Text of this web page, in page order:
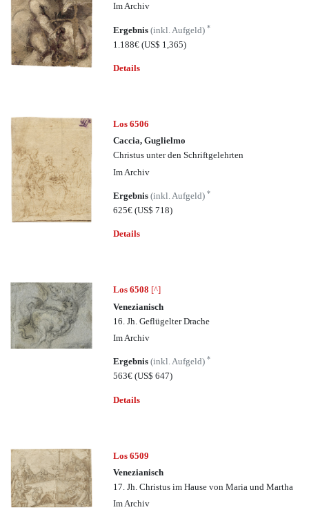
Im Archiv
Ergebnis(inkl. Aufgeld)*
1.188€(US$ 1,365)
Details
Los 6506
Caccia, Guglielmo
Christus unter den Schriftgelehrten
Im Archiv
Ergebnis(inkl. Aufgeld)*
625€(US$ 718)
Details
Los 6508 [^]
Venezianisch
16. Jh. Geflügelter Drache
Im Archiv
Ergebnis(inkl. Aufgeld)*
563€(US$ 647)
Details
Los 6509
Venezianisch
17. Jh. Christus im Hause von Maria und Martha
Im Archiv